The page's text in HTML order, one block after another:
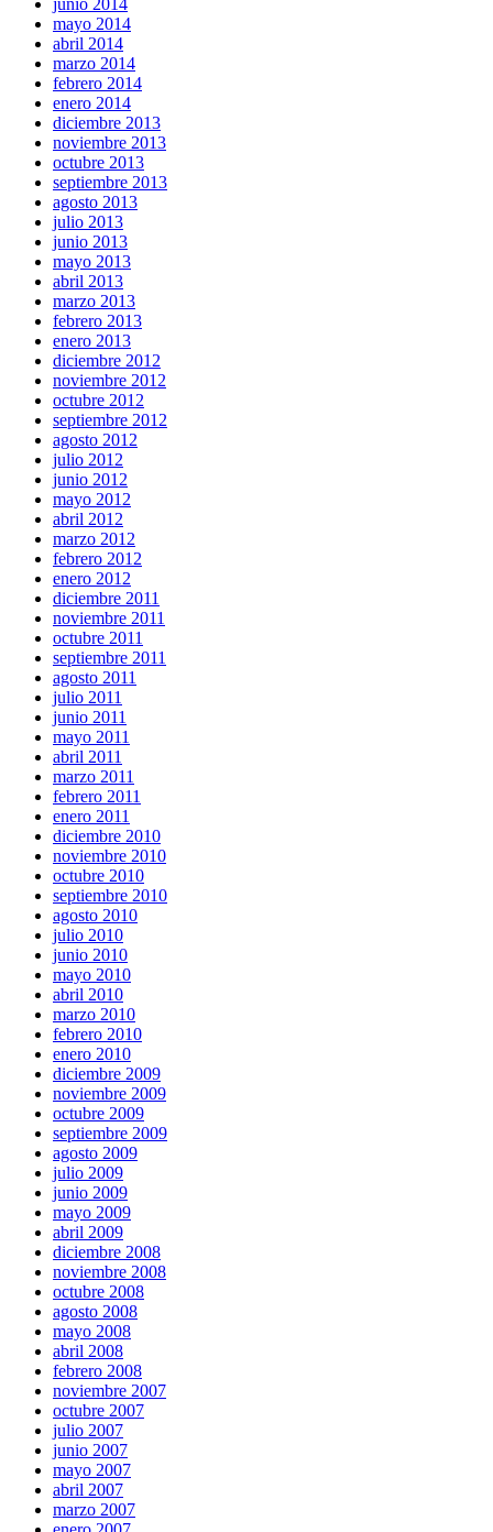
junio 2014
mayo 2014
abril 2014
marzo 2014
febrero 2014
enero 2014
diciembre 2013
noviembre 2013
octubre 2013
septiembre 2013
agosto 2013
julio 2013
junio 2013
mayo 2013
abril 2013
marzo 2013
febrero 2013
enero 2013
diciembre 2012
noviembre 2012
octubre 2012
septiembre 2012
agosto 2012
julio 2012
junio 2012
mayo 2012
abril 2012
marzo 2012
febrero 2012
enero 2012
diciembre 2011
noviembre 2011
octubre 2011
septiembre 2011
agosto 2011
julio 2011
junio 2011
mayo 2011
abril 2011
marzo 2011
febrero 2011
enero 2011
diciembre 2010
noviembre 2010
octubre 2010
septiembre 2010
agosto 2010
julio 2010
junio 2010
mayo 2010
abril 2010
marzo 2010
febrero 2010
enero 2010
diciembre 2009
noviembre 2009
octubre 2009
septiembre 2009
agosto 2009
julio 2009
junio 2009
mayo 2009
abril 2009
diciembre 2008
noviembre 2008
octubre 2008
agosto 2008
mayo 2008
abril 2008
febrero 2008
noviembre 2007
octubre 2007
julio 2007
junio 2007
mayo 2007
abril 2007
marzo 2007